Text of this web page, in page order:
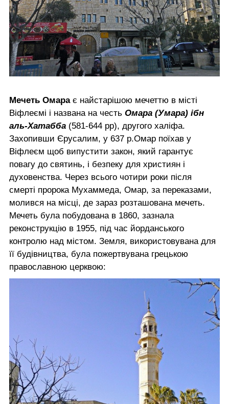
Мечеть Омарає найстарішою мечеттю в місті
Віфлеємі і названа на честь Омара (Умара) ібн
аль-Хатабба (581-644 рр), другого халіфа.
Захопивши Єрусалим, у 637 р.Омар поїхав у
Віфлеєм щоб випустити закон, який гарантує
повагу до святинь, і безпеку для християн і
духовенства. Через всього чотири роки після
смерті пророка Мухаммеда, Омар, за переказами,
молився на місці, де зараз розташована мечеть.
Мечеть була побудована в 1860, зазнала
реконструкцію в 1955, під час йорданського
контролю над містом. Земля, використовувана для
її будівництва, була пожертвувана грецькою
православною церквою: